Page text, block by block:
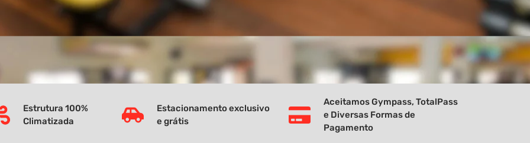
Estrutura 100%
Climatizada
Estacionamento exclusivo
e grátis
Aceitamos Gympass, TotalPass
e Diversas Formas de
Pagamento